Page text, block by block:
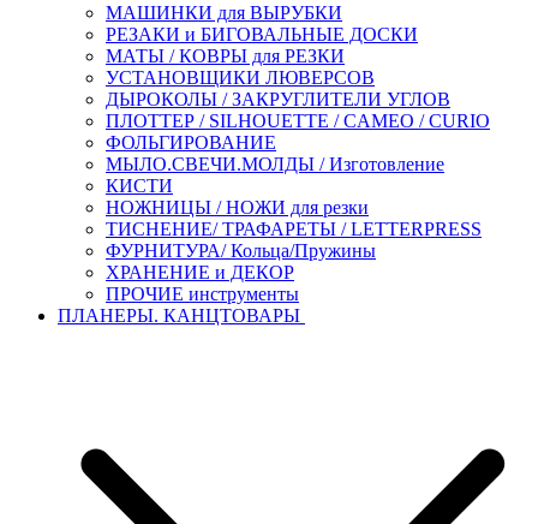
МАШИНКИ для ВЫРУБКИ
РЕЗАКИ и БИГОВАЛЬНЫЕ ДОСКИ
МАТЫ / КОВРЫ для РЕЗКИ
УСТАНОВЩИКИ ЛЮВЕРСОВ
ДЫРОКОЛЫ / ЗАКРУГЛИТЕЛИ УГЛОВ
ПЛОТТЕР / SILHOUETTE / CAMEO / CURIO
ФОЛЬГИРОВАНИЕ
МЫЛО.СВЕЧИ.МОЛДЫ / Изготовление
КИСТИ
НОЖНИЦЫ / НОЖИ для резки
ТИСНЕНИЕ/ ТРАФАРЕТЫ / LETTERPRESS
ФУРНИТУРА/ Кольца/Пружины
ХРАНЕНИЕ и ДЕКОР
ПРОЧИЕ инструменты
ПЛАНЕРЫ. КАНЦТОВАРЫ